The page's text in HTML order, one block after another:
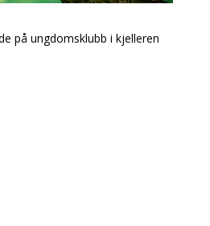
på ungdomsklubb i kjelleren